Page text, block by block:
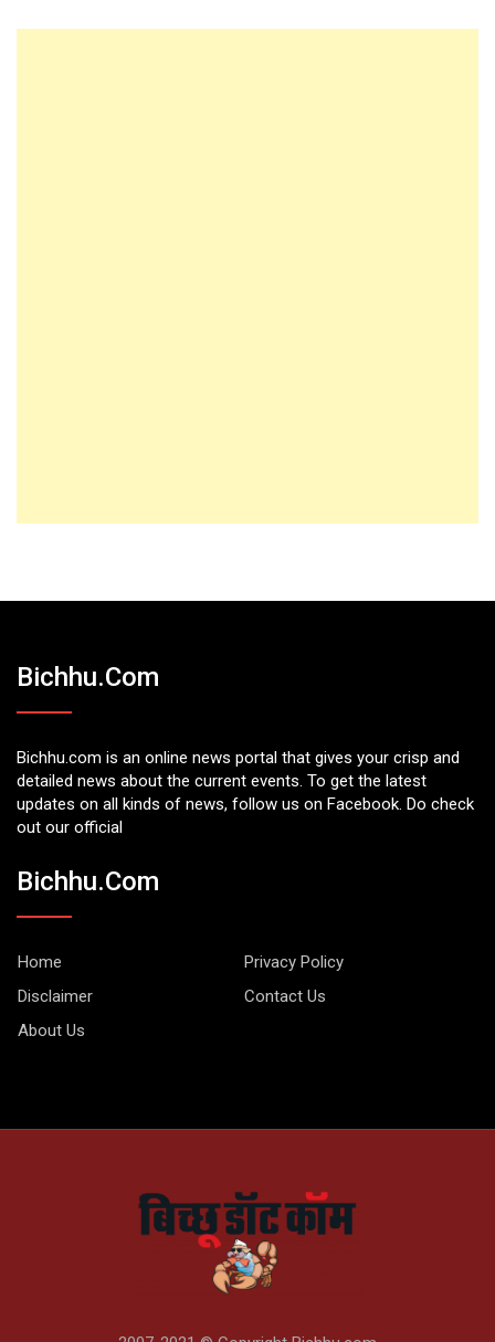
Bichhu.com
Bichhu.com is an online news portal that gives your crisp and
detailed news about the current events. To get the latest
updates on all kinds of news, follow us on Facebook. Do check
out our official
Bichhu.com
Home
Privacy Policy
Disclaimer
Contact Us
About Us